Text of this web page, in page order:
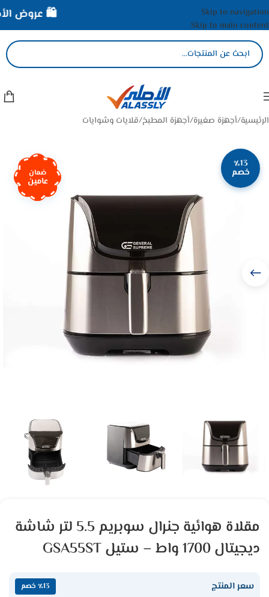
Skip to navigation
Skip to main content
الرئيسية/أجهزة صغيرة/أجهزة المطبخ/قلايات وشوايات
٪13
خصم ضمان
عامين
مقلاة هوائية جنرال سوبريم 5.5 لتر شاشة
ديجيتال 1700 واط – ستيل GSA55ST
سعر المنتج ٪13 خصم
🛍️ عروض